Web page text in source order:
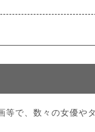
等で、数々の女優や